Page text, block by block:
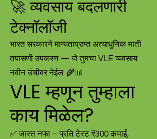
🚀 व्यवसाय बदलणारी
टेक्नॉलॉजी
भारत सरकारने मान्यताप्राप्त अत्याधुनिक माती
तपासणी उपकरण — जे तुमचा VLE व्यवसाय
नवीन उंचीवर नेईल. 🌾📊
VLE म्हणून तुम्हाला
काय मिळेल?
✅ जास्त नफा – प्रति टेस्ट ₹300 कमाई,